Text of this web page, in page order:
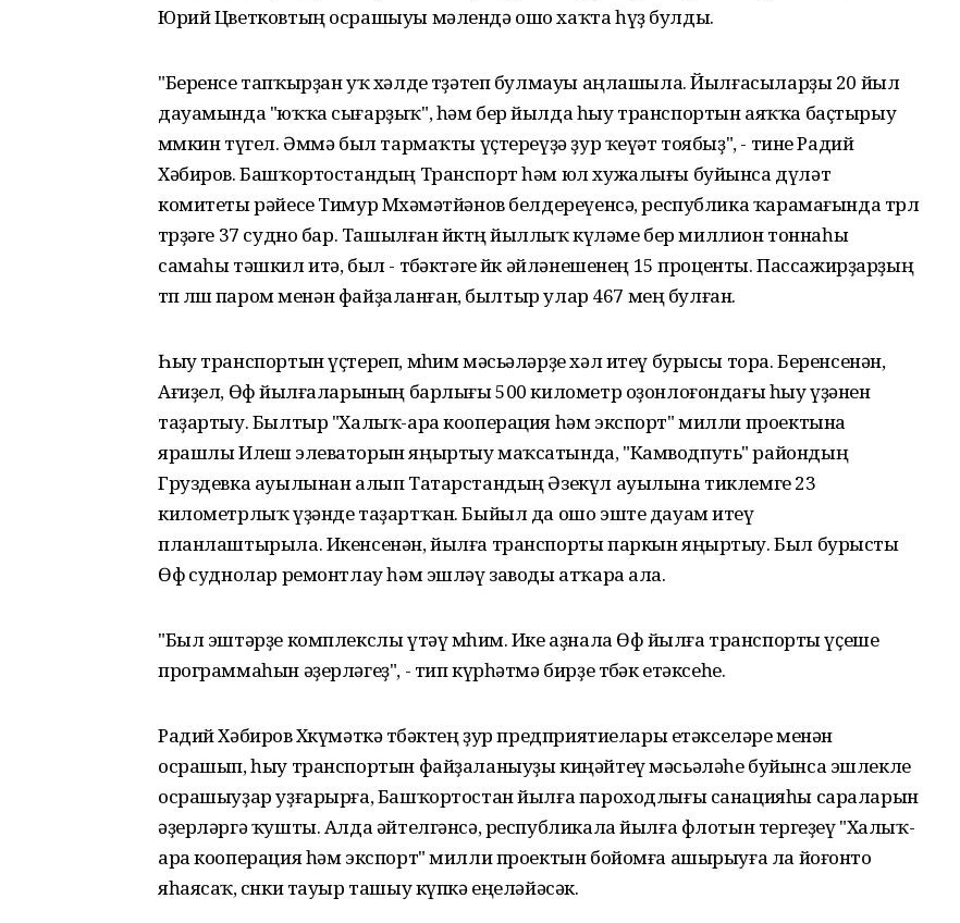
Юрий Цветковтың осрашыуы мәлендә ошо хаҡта һүҙ булды.
"Беренсе тапҡырҙан уҡ хәлде төҙәтеп булмауы аңлашыла. Йылғасыларҙы 20 йыл
дауамында "юҡҡа сығарҙыҡ", һәм бер йылда һыу транспортын аяҡҡа баҫтырыу
мөмкин түгел. Әммә был тармаҡты үҫтереүҙә ҙур ҡеүәт тоябыҙ", - тине Радий
Хәбиров. Башҡортостандың Транспорт һәм юл хужалығы буйынса дүләт
комитеты рәйесе Тимур Мөхәмәтйәнов белдереүенсә, республика ҡарамағында төрлө
төрҙәге 37 судно бар. Ташылған йөктөң йыллыҡ күләме бер миллион тоннаһы
самаһы тәшкил итә, был - төбәктәге йөк әйләнешенең 15 проценты. Пассажирҙарҙың
төп өлөшө паром менән файҙаланған, былтыр улар 467 мең булған.
Һыу транспортын үҫтереп, мөһим мәсьәләрҙе хәл итеү бурысы тора. Беренсенән,
Ағиҙел, Өфө йылғаларының барлығы 500 километр оҙонлоғондағы һыу үҙәнен
таҙартыу. Былтыр "Халыҡ-ара кооперация һәм экспорт" милли проектына
ярашлы Илеш элеваторын яңыртыу маҡсатында, "Камводпуть" райондың
Груздевка ауылынан алып Татарстандың Әзекүл ауылына тиклемге 23
километрлыҡ үҙәнде таҙартҡан. Быйыл да ошо эште дауам итеү
планлаштырыла. Икенсенән, йылға транспорты паркын яңыртыу. Был бурысты
Өфө суднолар ремонтлау һәм эшләү заводы атҡара ала.
"Был эштәрҙе комплекслы үтәү мөһим. Ике аҙнала Өфө йылға транспорты үҫеше
программаһын әҙерләгеҙ", - тип күрһәтмә бирҙе төбәк етәксеһе.
Радий Хәбиров Хөкүмәткә төбәктең ҙур предприятиелары етәкселәре менән
осрашып, һыу транспортын файҙаланыуҙы киңәйтеү мәсьәләһе буйынса эшлекле
осрашыуҙар уҙғарырға, Башҡортостан йылға пароходлығы санацияһы сараларын
әҙерләргә ҡушты. Алда әйтелгәнсә, республикала йылға флотын тергеҙеү "Халыҡ-
ара кооперация һәм экспорт" милли проектын бойомға ашырыуға ла йоғонто
яһаясаҡ, сөнки тауыр ташыу күпкә еңеләйәсәк.